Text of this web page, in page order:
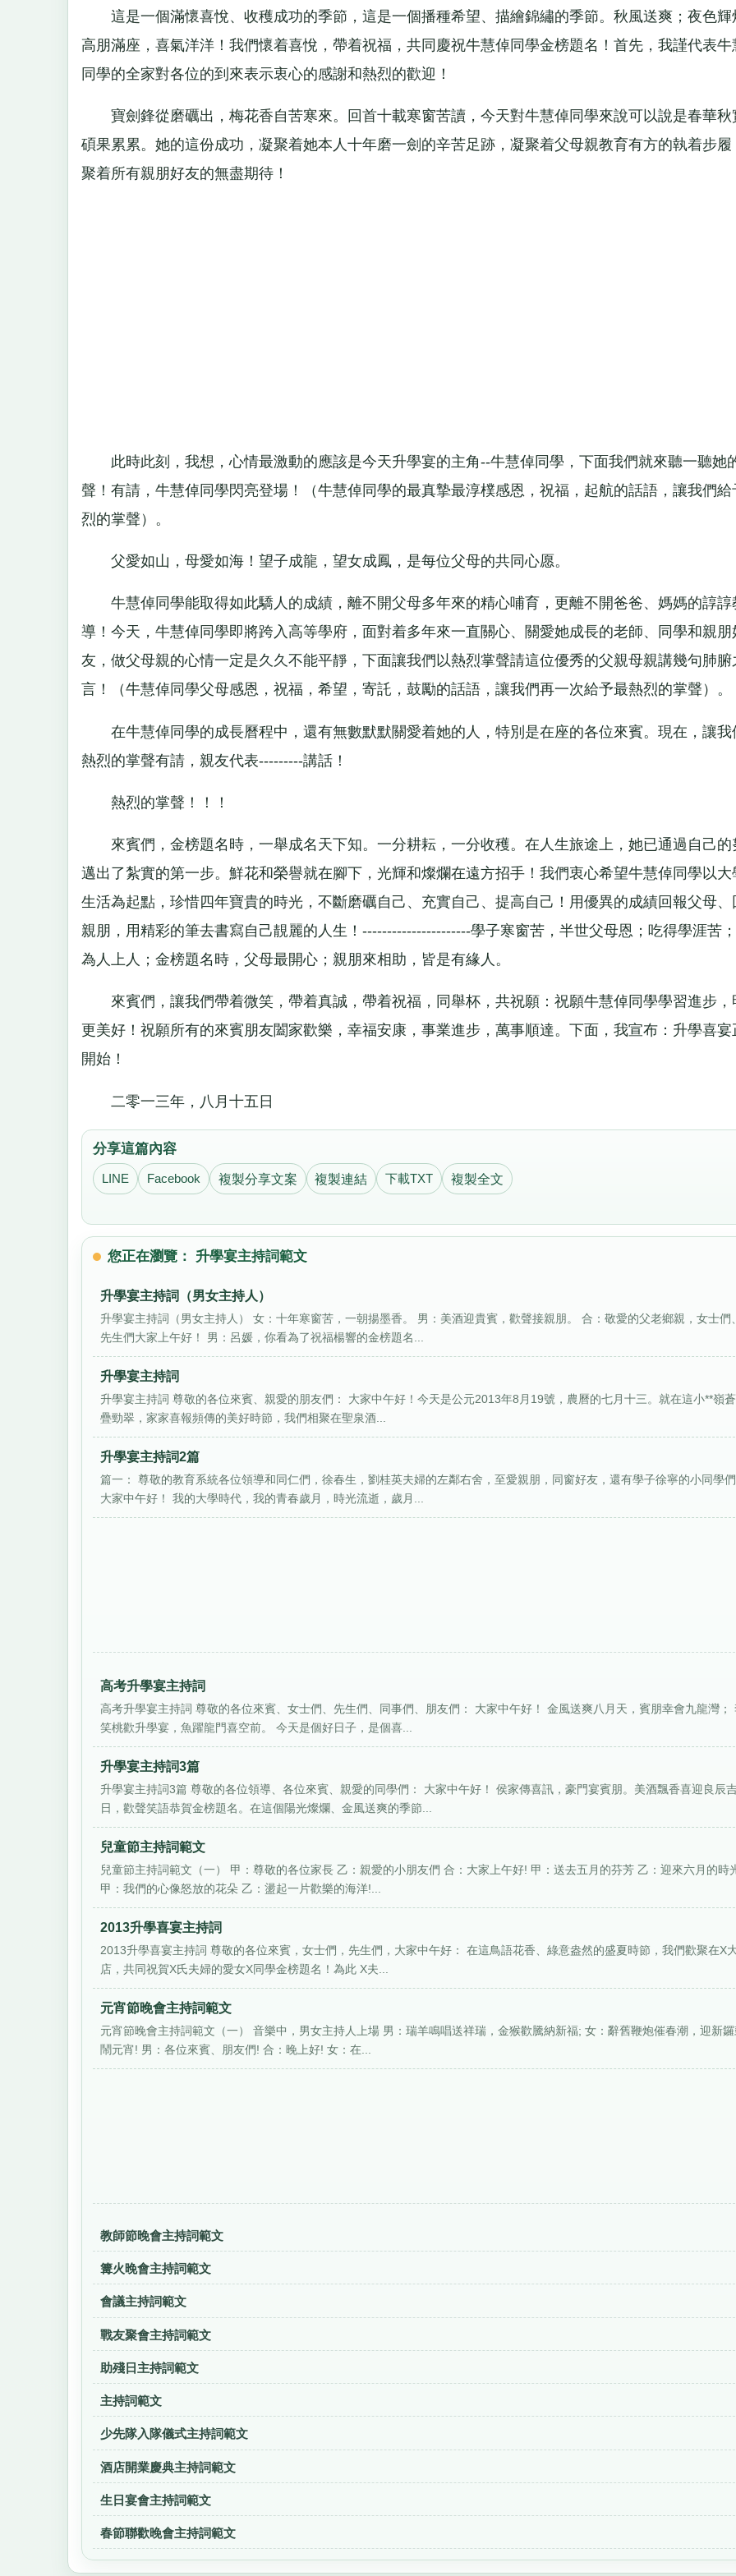
這是一個滿懷喜悅、收穫成功的季節，這是一個播種希望、描繪錦繡的季節。秋風送爽；夜色輝
高朋滿座，喜氣洋洋！我們懷着喜悅，帶着祝福，共同慶祝牛慧倬同學金榜題名！首先，我謹代表牛
同學的全家對各位的到來表示衷心的感謝和熱烈的歡迎！
寶劍鋒從磨礪出，梅花香自苦寒來。回首十載寒窗苦讀，今天對牛慧倬同學來說可以說是春華秋
碩果累累。她的這份成功，凝聚着她本人十年磨一劍的辛苦足跡，凝聚着父母親教育有方的執着步履
聚着所有親朋好友的無盡期待！
此時此刻，我想，心情最激動的應該是今天升學宴的主角--牛慧倬同學，下面我們就來聽一聽她
聲！有請，牛慧倬同學閃亮登場！（牛慧倬同學的最真摯最淳樸感恩，祝福，起航的話語，讓我們給
烈的掌聲）。
父愛如山，母愛如海！望子成龍，望女成鳳，是每位父母的共同心愿。
牛慧倬同學能取得如此驕人的成績，離不開父母多年來的精心哺育，更離不開爸爸、媽媽的諄諄
導！今天，牛慧倬同學即將跨入高等學府，面對着多年來一直關心、關愛她成長的老師、同學和親朋
友，做父母親的心情一定是久久不能平靜，下面讓我們以熱烈掌聲請這位優秀的父親母親講幾句肺腑
言！（牛慧倬同學父母感恩，祝福，希望，寄託，鼓勵的話語，讓我們再一次給予最熱烈的掌聲）。
在牛慧倬同學的成長曆程中，還有無數默默關愛着她的人，特別是在座的各位來賓。現在，讓我
熱烈的掌聲有請，親友代表---------講話！
熱烈的掌聲！！！
來賓們，金榜題名時，一舉成名天下知。一分耕耘，一分收穫。在人生旅途上，她已通過自己的
邁出了紮實的第一步。鮮花和榮譽就在腳下，光輝和燦爛在遠方招手！我們衷心希望牛慧倬同學以大
生活為起點，珍惜四年寶貴的時光，不斷磨礪自己、充實自己、提高自己！用優異的成績回報父母、
親朋，用精彩的筆去書寫自己靚麗的人生！----------------------學子寒窗苦，半世父母恩；吃得學涯苦
為人上人；金榜題名時，父母最開心；親朋來相助，皆是有緣人。
來賓們，讓我們帶着微笑，帶着真誠，帶着祝福，同舉杯，共祝願：祝願牛慧倬同學學習進步，
更美好！祝願所有的來賓朋友闔家歡樂，幸福安康，事業進步，萬事順達。下面，我宣布：升學喜宴
開始！
二零一三年，八月十五日
分享這篇內容
LINE Facebook 複製分享文案 複製連結 下載TXT 複製全文
您正在瀏覽： 升學宴主持詞範文
升學宴主持詞（男女主持人）
升學宴主持詞（男女主持人） 女：十年寒窗苦，一朝揚墨香。 男：美酒迎貴賓，歡聲接親朋。 合：敬愛的父老鄉親，女士們、
先生們大家上午好！ 男：呂媛，你看為了祝福楊響的金榜題名...
升學宴主持詞
升學宴主持詞 尊敬的各位來賓、親愛的朋友們： 大家中午好！今天是公元2013年8月19號，農曆的七月十三。就在這小**嶺
疊勁翠，家家喜報頻傳的美好時節，我們相聚在聖泉酒...
升學宴主持詞2篇
篇一： 尊敬的教育系統各位領導和同仁們，徐春生，劉桂英夫婦的左鄰右舍，至愛親朋，同窗好友，還有學子徐寧的小同學們
大家中午好！ 我的大學時代，我的青春歲月，時光流逝，歲月...
高考升學宴主持詞
高考升學宴主持詞 尊敬的各位來賓、女士們、先生們、同事們、朋友們： 大家中午好！ 金風送爽八月天，賓朋幸會九龍灣；
笑桃歡升學宴，魚躍龍門喜空前。 今天是個好日子，是個喜...
升學宴主持詞3篇
升學宴主持詞3篇 尊敬的各位領導、各位來賓、親愛的同學們： 大家中午好！ 侯家傳喜訊，豪門宴賓朋。美酒飄香喜迎良辰
日，歡聲笑語恭賀金榜題名。在這個陽光燦爛、金風送爽的季節...
兒童節主持詞範文
兒童節主持詞範文（一） 甲：尊敬的各位家長 乙：親愛的小朋友們 合：大家上午好! 甲：送去五月的芬芳 乙：迎來六月的時
甲：我們的心像怒放的花朵 乙：盪起一片歡樂的海洋!...
2013升學喜宴主持詞
2013升學喜宴主持詞 尊敬的各位來賓，女士們，先生們，大家中午好： 在這鳥語花香、綠意盎然的盛夏時節，我們歡聚在X
店，共同祝賀X氏夫婦的愛女X同學金榜題名！為此 X夫...
元宵節晚會主持詞範文
元宵節晚會主持詞範文（一） 音樂中，男女主持人上場 男：瑞羊鳴唱送祥瑞，金猴歡騰納新福; 女：辭舊鞭炮催春潮，迎新
鬧元宵! 男：各位來賓、朋友們! 合：晚上好! 女：在...
教師節晚會主持詞範文
篝火晚會主持詞範文
會議主持詞範文
戰友聚會主持詞範文
助殘日主持詞範文
主持詞範文
少先隊入隊儀式主持詞範文
酒店開業慶典主持詞範文
生日宴會主持詞範文
春節聯歡晚會主持詞範文